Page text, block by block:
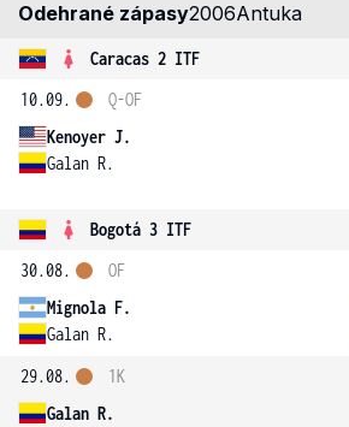
Odehrané zápasy2006Antuka
Caracas 2 ITF
10.09.
Kenoyer J.
Galan R.
Q-OF
Bogotá 3 ITF
30.08.
Mignola F.
Galan R.
OF
29.08.
Galan R.
1K